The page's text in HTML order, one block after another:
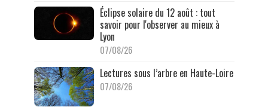
Éclipse solaire du 12 août : tout
savoir pour l'observer au mieux à
Lyon
07/08/26
Lectures sous l’arbre en Haute-Loire
07/08/26